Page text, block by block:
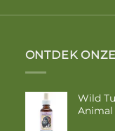
ONTDEK
Wild
Animal